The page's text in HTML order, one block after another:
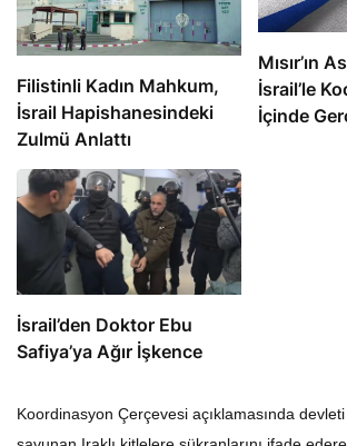
Filistinli Kadın Mahkum,
İsrail Hapishanesindeki
Zulmü Anlattı
Mısır’ın
İsrail’le
İçinde
İsrail’den Doktor Ebu
Safiya’ya Ağır İşkence
Koordinasyon Çerçevesi açıklamasında devleti
savunan Iraklı kitlelere şükranlarını ifade